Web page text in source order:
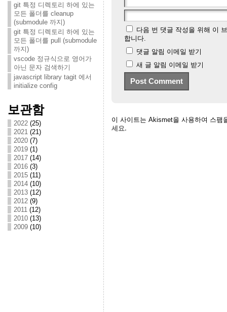
git 특정 디렉토리 하에 있는
모든 폴더를 cleanup
(submodule 까지)
git 특정 디렉토리 하에 있는
모든 폴더를 pull (submodule
까지)
vscode 정규식으로 영어가
아닌 문자 검색하기
javascript library tagit 에서
initialize config
보관함
2022(25)
2021(21)
2020(7)
2019(1)
2017(14)
2016(3)
2015(11)
2014(10)
2013(12)
2012(9)
2011(12)
2010(13)
2009(10)
다음 번 댓글 작성을 위해 이
합니다.
댓글 알림 이메일 받기
새 글 알림 이메일 받기
이 사이트는 Akismet을 사용하여 스팸
세요.